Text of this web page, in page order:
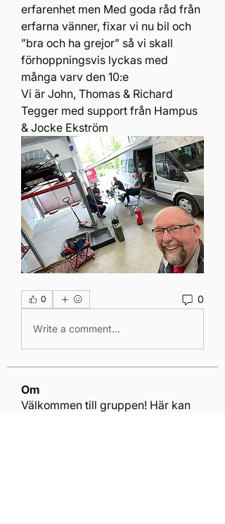
erfarenhet men Med goda råd från
erfarna vänner, fixar vi nu bil och
”bra och ha grejor” så vi skall
förhoppningsvis lyckas med
många varv den 10:e
Vi är John, Thomas & Richard
Tegger med support från Hampus
& Jocke Ekström
0 0
Write a comment...
Om
Välkommen till gruppen! Här kan